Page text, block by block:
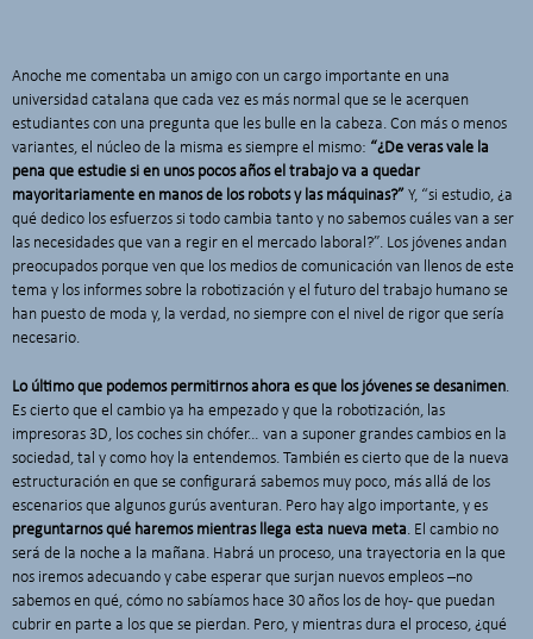
Anoche me comentaba un amigo con un cargo importante en una
universidad catalana que cada vez es más normal que se le acerquen
estudiantes con una pregunta que les bulle en la cabeza. Con más o menos
variantes, el núcleo de la misma es siempre el mismo: “¿De veras vale la
pena que estudie si en unos pocos años el trabajo va a quedar
mayoritariamente en manos de los robots y las máquinas?” Y, “si estudio, ¿a
qué dedico los esfuerzos si todo cambia tanto y no sabemos cuáles van a ser
las necesidades que van a regir en el mercado laboral?”. Los jóvenes andan
preocupados porque ven que los medios de comunicación van llenos de este
tema y los informes sobre la robotización y el futuro del trabajo humano se
han puesto de moda y, la verdad, no siempre con el nivel de rigor que sería
necesario.
Lo último que podemos permitirnos ahora es que los jóvenes se desanimen.
Es cierto que el cambio ya ha empezado y que la robotización, las
impresoras 3D, los coches sin chófer… van a suponer grandes cambios en la
sociedad, tal y como hoy la entendemos. También es cierto que de la nueva
estructuración en que se configurará sabemos muy poco, más allá de los
escenarios que algunos gurús aventuran. Pero hay algo importante, y es
preguntarnos qué haremos mientras llega esta nueva meta. El cambio no
será de la noche a la mañana. Habrá un proceso, una trayectoria en la que
nos iremos adecuando y cabe esperar que surjan nuevos empleos –no
sabemos en qué, cómo no sabíamos hace 30 años los de hoy- que puedan
cubrir en parte a los que se pierdan. Pero, y mientras dura el proceso, ¿qué